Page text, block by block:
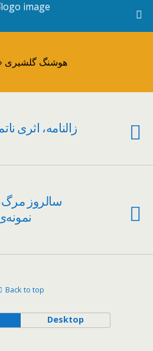
Tags › هوشنگ گلشیری
زالنامه، اثری
سالروز
Back to top
Desktop